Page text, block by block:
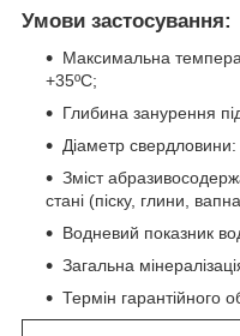
Умови застосування:
Максимальна
+35ºС;
Глибина занурення
Діаметр
Зміст
стані (піску, глини,
Водневий показник
Загальна
Термін гарантійного